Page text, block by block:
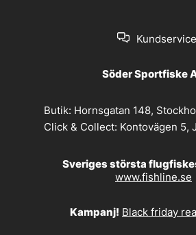
Kundservice
Söder Sportfiske
Butik: Hornsgatan 148,
Click & Collect: Kontovägen 5,
Sveriges största
www.fishline.se
Kampanj! Black friday